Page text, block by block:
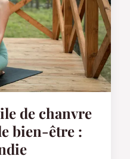
de chanvre
bien-être :